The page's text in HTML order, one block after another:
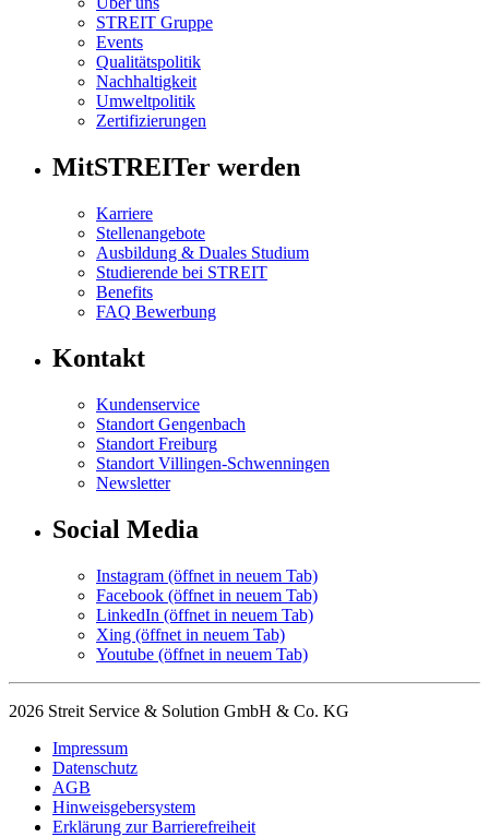
STREIT Gruppe
Events
Qualitätspolitik
Nachhaltigkeit
Umweltpolitik
Zertifizierungen
MitSTREITer werden
Karriere
Stellenangebote
Ausbildung & Duales Studium
Studierende bei STREIT
Benefits
FAQ Bewerbung
Kontakt
Kundenservice
Standort Gengenbach
Standort Freiburg
Standort Villingen-Schwenningen
Newsletter
Social Media
Instagram (öffnet in neuem Tab)
Facebook (öffnet in neuem Tab)
LinkedIn (öffnet in neuem Tab)
Xing (öffnet in neuem Tab)
Youtube (öffnet in neuem Tab)
2026 Streit Service & Solution GmbH & Co. KG
Impressum
Datenschutz
AGB
Hinweisgebersystem
Erklärung zur Barrierefreiheit